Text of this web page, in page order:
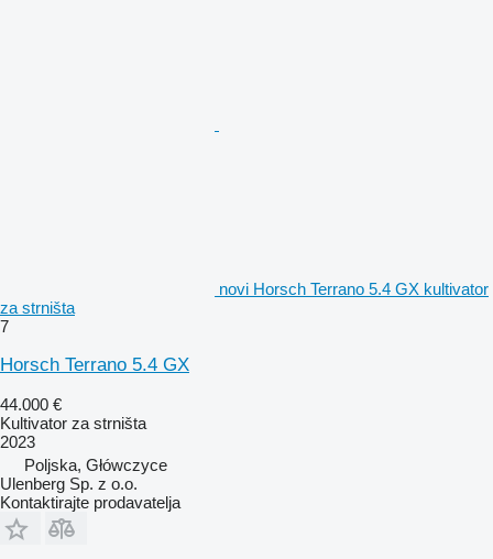
novi Horsch Terrano 5.4 GX kultivator
za strništa
7
Horsch Terrano 5.4 GX
44.000 €
Kultivator za strništa
2023
Poljska, Główczyce
Ulenberg Sp. z o.o.
Kontaktirajte prodavatelja